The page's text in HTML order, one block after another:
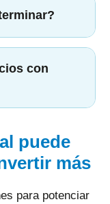
con
puede
más
para potenciar